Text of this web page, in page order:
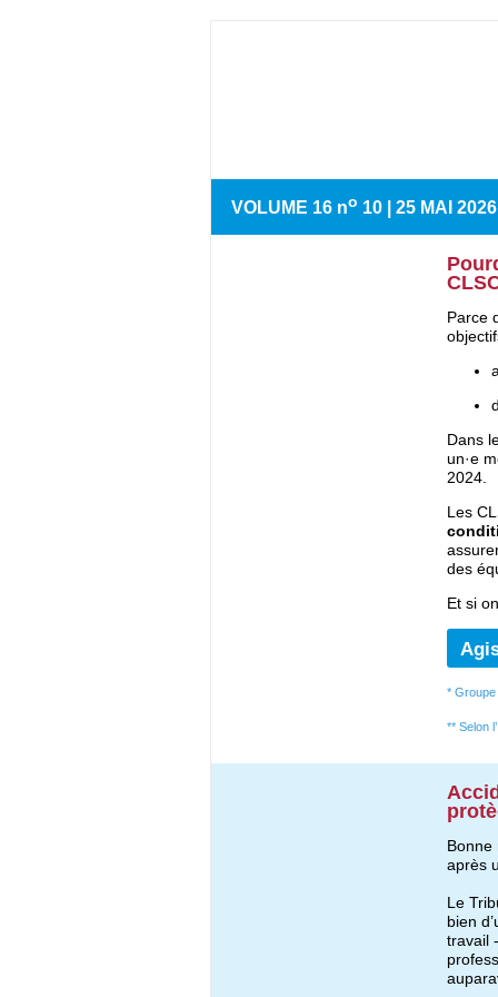
VOLUME 16 no 10 | 25 MAI 2026
Parce
Dans
un·e
2024.
Les
des
Et si
* Groupe
** Selon
Bonne
après
Le
bien
travail